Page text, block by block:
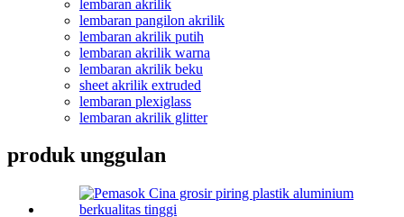
lembaran akrilik
lembaran pangilon akrilik
lembaran akrilik putih
lembaran akrilik warna
lembaran akrilik beku
sheet akrilik extruded
lembaran plexiglass
lembaran akrilik glitter
produk unggulan